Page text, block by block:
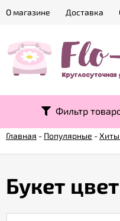
О магазине Доставка
Фильтр
Главная - Популярные -
Букет